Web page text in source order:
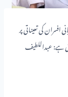
کی تعیناتی پر
ہے: عبداللطیف